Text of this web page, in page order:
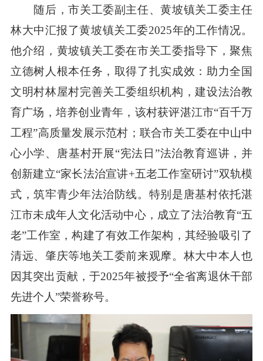
随后，市关工委副主任、黄坡镇关工委主任
林大中汇报了黄坡镇关工委2025年的工作情况。
他介绍，黄坡镇关工委在市关工委指导下，聚焦
立德树人根本任务，取得了扎实成效：助力全国
文明村林屋村完善关工委组织机构，建设法治教
育广场，培养创业青年，该村获评湛江市“百千万
工程”高质量发展示范村；联合市关工委在中山中
心小学、唐基村开展“宪法日”法治教育巡讲，并
创新建立“家长法治宣讲+五老工作室研讨”双轨模
式，筑牢青少年法治防线。特别是唐基村依托湛
江市未成年人文化活动中心，成立了法治教育“五
老”工作室，构建了有效工作架构，其经验吸引了
清远、肇庆等地关工委前来观摩。林大中本人也
因其突出贡献，于2025年被授予“全省离退休干部
先进个人”荣誉称号。